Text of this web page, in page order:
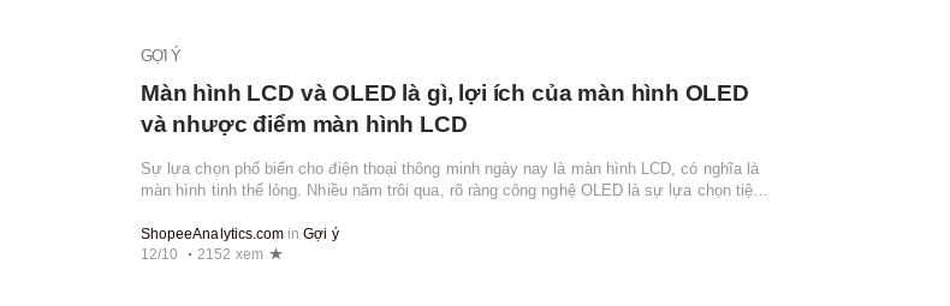
GỢI Ý
Màn hình LCD và OLED là gì, lợi ích của màn hình OLED
và nhược điểm màn hình LCD
Sự lựa chọn phổ biến cho điện thoại thông minh ngày nay là màn hình LCD, có nghĩa là
màn hình tinh thể lỏng. Nhiều năm trôi qua, rõ ràng công nghệ OLED là sự lựa chọn tiện
ShopeeAnalytics.com inGợi ý
12/10
2152 xem